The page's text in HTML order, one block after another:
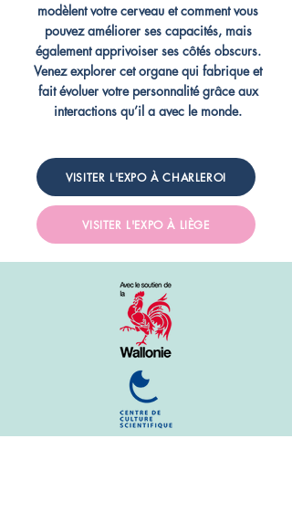
modèlent votre cerveau et comment vous
pouvez améliorer ses capacités, mais
également apprivoiser ses côtés obscurs.
Venez explorer cet organe qui fabrique et
fait évoluer votre personnalité grâce aux
interactions qu’il a avec le monde.
VISITER L'EXPO À CHARLEROI
VISITER L'EXPO À LIÈGE